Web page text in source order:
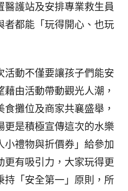
醫護站及安排專業救生員
者都能「玩得開心、也玩
動不僅要讓孩子們能安
由活動帶動觀光人潮，
攤位及商家共襄盛舉，
更是積極宣傳這次的水樂
小禮物與折價券」給參加
更有吸引力，大家玩得更
持「安全第一」原則，所